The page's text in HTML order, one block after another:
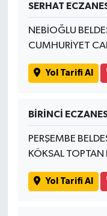
SERHAT
NEBİOĞLU
CUMHURİYET
Yol Tarifi Al
BİRİNCİ
PERŞEMBE
KÖKSAL
Yol Tarifi Al